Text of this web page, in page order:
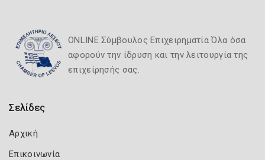
ONLINE Σύμβουλος Επιχειρηματία Όλα όσα
αφορούν την ίδρυση και την λειτουργία της
επιχείρησής σας.
Σελίδες
Αρχική
Επικοινωνία